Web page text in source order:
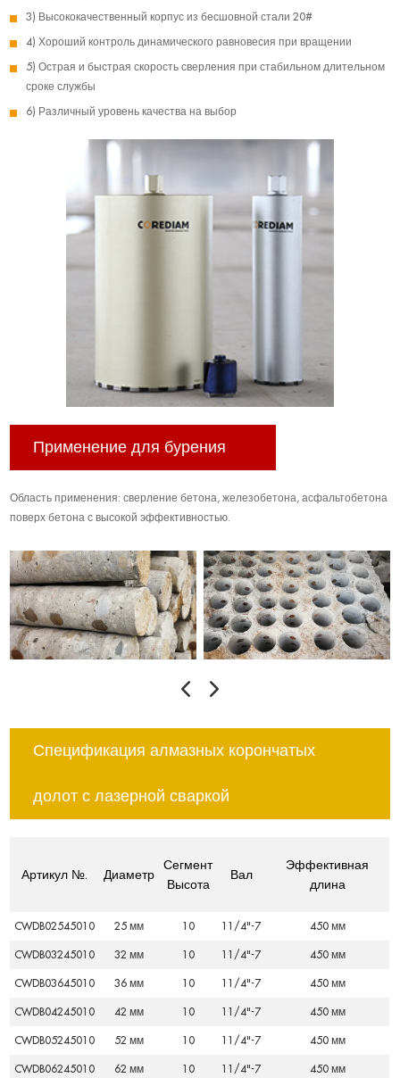
3) Высококачественный корпус из бесшовной стали 20#
4) Хороший контроль динамического равновесия при вращении
5) Острая и быстрая скорость сверления при стабильном длительном
сроке службы
6) Различный уровень качества на выбор
Применение для бурения
Область применения: сверление бетона, железобетона, асфальтобетона
поверх бетона с высокой эффективностью.
Спецификация алмазных корончатых
долот с лазерной сваркой
Артикул №. Диаметр
Сегмент
Высота
Вал
Эффективная
длина
CWDB02545010 25 мм 10 11/4"-7 450 мм
CWDB03245010 32 мм 10 11/4"-7 450 мм
CWDB03645010 36 мм 10 11/4"-7 450 мм
CWDB04245010 42 мм 10 11/4"-7 450 мм
CWDB05245010 52 мм 10 11/4"-7 450 мм
CWDB06245010 62 мм 10 11/4"-7 450 мм